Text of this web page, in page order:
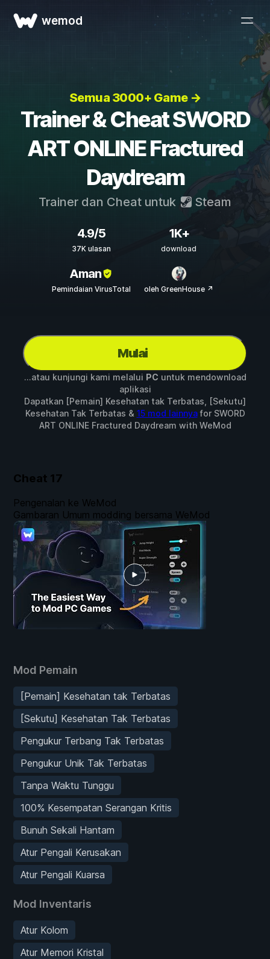
wemod
Semua 3000+ Game →
Trainer & Cheat SWORD
ART ONLINE Fractured
Daydream
Trainer dan Cheat untuk Steam
4.9/5
37K ulasan
1K+
download
Aman
Pemindaian VirusTotal oleh GreenHouse ↗
Mulai
...atau kunjungi kami melalui PC untuk mendownload
aplikasi
Dapatkan [Pemain] Kesehatan tak Terbatas, [Sekutu]
Kesehatan Tak Terbatas & 15 mod lainnyafor SWORD
ART ONLINE Fractured Daydream with WeMod
Cheat 17
Mod Pemain
[Pemain] Kesehatan tak Terbatas
[Sekutu] Kesehatan Tak Terbatas
Pengukur Terbang Tak Terbatas
Pengukur Unik Tak Terbatas
Tanpa Waktu Tunggu
100% Kesempatan Serangan Kritis
Bunuh Sekali Hantam
Atur Pengali Kerusakan
Atur Pengali Kuarsa
Mod Inventaris
Atur Kolom
Atur Memori Kristal
Pengenalan ke WeMod
Gambaran Umum modding bersama WeMod